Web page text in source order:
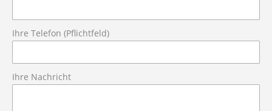
Ihre Telefon (Pflichtfeld)
Ihre Nachricht